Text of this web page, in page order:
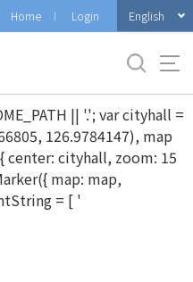
Home Login English
|| '.'; var cityhall =
126.9784147), map
center: cityhall, zoom: 15
map: map,
= [ '